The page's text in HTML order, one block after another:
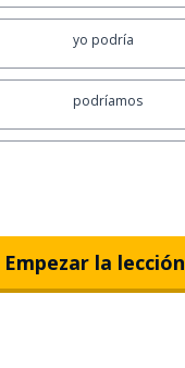
yo podría
podríamos
Empezar la lección